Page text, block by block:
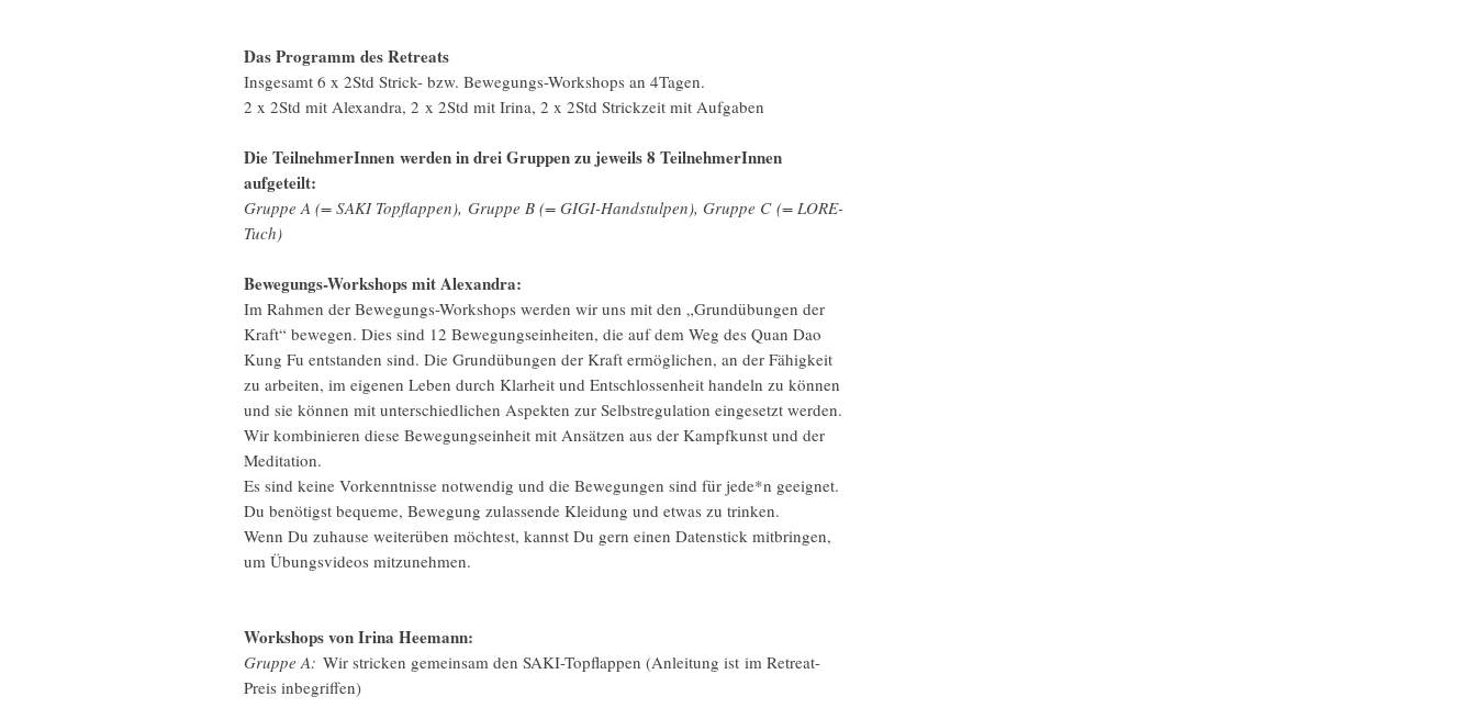
Das Programm des Retreats
Insgesamt 6 x 2Std Strick- bzw. Bewegungs-Workshops an 4Tagen.
2 x 2Std mit Alexandra, 2 x 2Std mit Irina, 2 x 2Std Strickzeit mit Aufgaben
Die TeilnehmerInnen werden in drei Gruppen zu jeweils 8 TeilnehmerInnen
aufgeteilt:
Gruppe A (= SAKI Topflappen), Gruppe B (= GIGI-Handstulpen), Gruppe C (= LORE-
Tuch)
Bewegungs-Workshops mit Alexandra:
Im Rahmen der Bewegungs-Workshops werden wir uns mit den „Grundübungen der
Kraft“ bewegen. Dies sind 12 Bewegungseinheiten, die auf dem Weg des Quan Dao
Kung Fu entstanden sind. Die Grundübungen der Kraft ermöglichen, an der Fähigkeit
zu arbeiten, im eigenen Leben durch Klarheit und Entschlossenheit handeln zu können
und sie können mit unterschiedlichen Aspekten zur Selbstregulation eingesetzt werden.
Wir kombinieren diese Bewegungseinheit mit Ansätzen aus der Kampfkunst und der
Meditation.
Es sind keine Vorkenntnisse notwendig und die Bewegungen sind für jede*n geeignet.
Du benötigst bequeme, Bewegung zulassende Kleidung und etwas zu trinken.
Wenn Du zuhause weiterüben möchtest, kannst Du gern einen Datenstick mitbringen,
um Übungsvideos mitzunehmen.
Workshops von Irina Heemann:
Gruppe A: Wir stricken gemeinsam den SAKI-Topflappen (Anleitung ist im Retreat-
Preis inbegriffen)